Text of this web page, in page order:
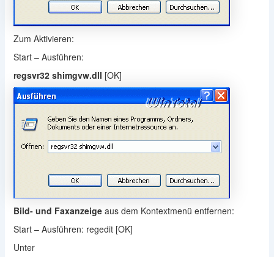
Zum Aktivieren:
Start – Ausführen:
regsvr32 shimgvw.dll [OK]
Bild- und Faxanzeigeaus dem Kontextmenü entfernen:
Start – Ausführen: regedit [OK]
Unter